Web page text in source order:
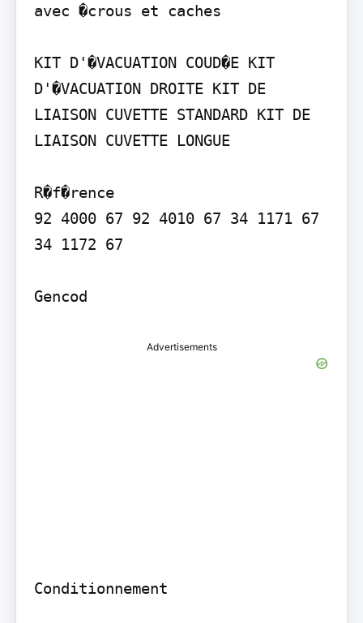
avec �crous et caches
KIT D'�VACUATION COUD�E KIT
D'�VACUATION DROITE KIT DE
LIAISON CUVETTE STANDARD KIT DE
LIAISON CUVETTE LONGUE
R�f�rence
92 4000 67 92 4010 67 34 1171 67
34 1172 67
Advertisements
Conditionnement